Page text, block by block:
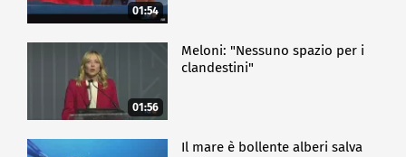
01:54
01:56
Meloni: "Nessuno spazio per i
clandestini"
Il mare è bollente alberi salva